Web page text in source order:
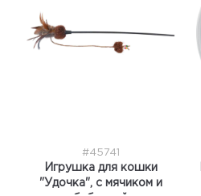
#45741
Игрушка для кошки
"Удочка", с мячиком и